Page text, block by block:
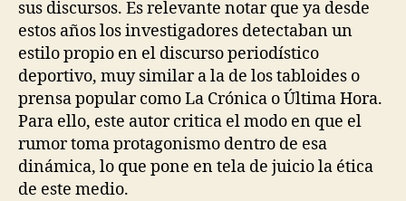
sus discursos. Es relevante notar que ya desde
estos años los investigadores detectaban un
estilo propio en el discurso periodístico
deportivo, muy similar a la de los tabloides o
prensa popular como La Crónica o Última Hora.
Para ello, este autor critica el modo en que el
rumor toma protagonismo dentro de esa
dinámica, lo que pone en tela de juicio la ética
de este medio.